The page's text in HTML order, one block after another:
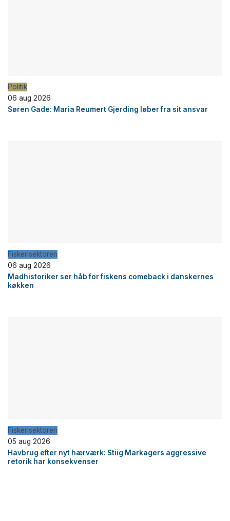
Politik
06 aug 2026
Søren Gade: Maria Reumert Gjerding løber fra sit ansvar
Fiskerisektoren
06 aug 2026
Madhistoriker ser håb for fiskens comeback i danskernes
køkken
Fiskerisektoren
05 aug 2026
Havbrug efter nyt hærværk: Stiig Markagers aggressive
retorik har konsekvenser